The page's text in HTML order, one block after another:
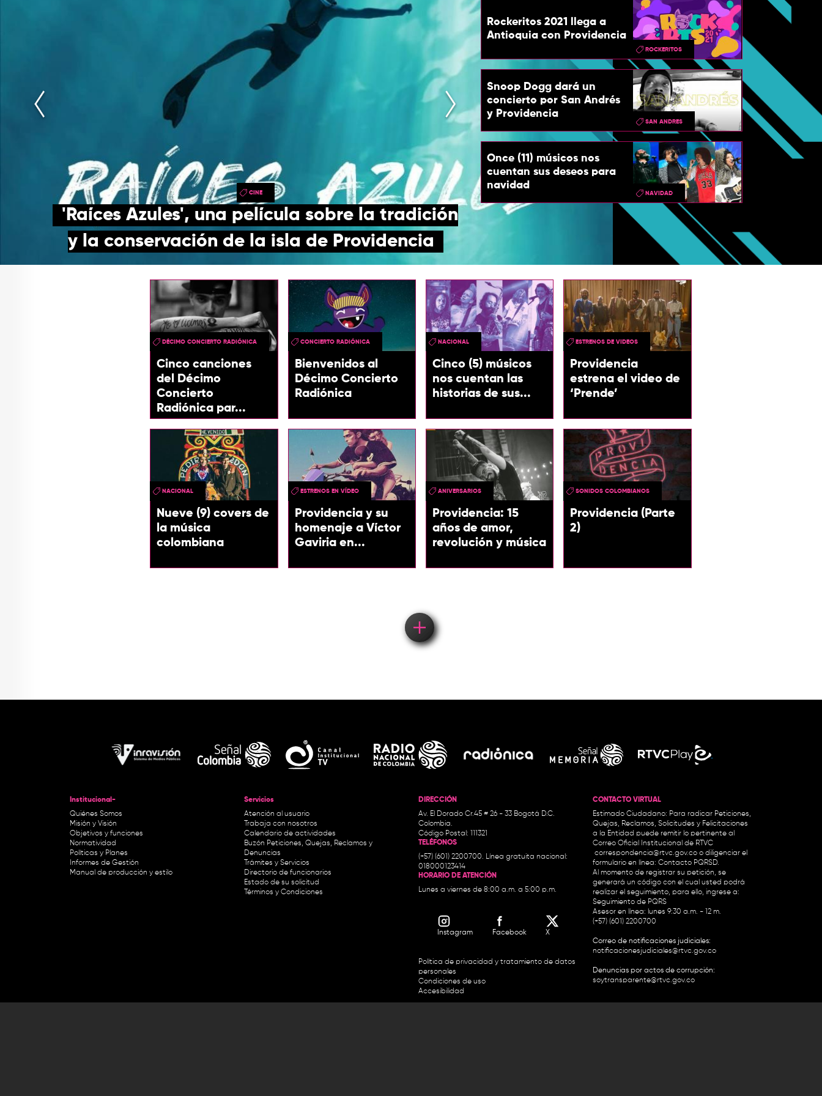
CINE
'Raíces Azules', una película sobre la tradición
y la conservación de la isla de Providencia
Rockeritos 2021 llega a
Antioquia con Providencia
ROCKERITOS
Snoop Dogg dará un
concierto por San Andrés
y Providencia
SAN ANDRES
Once (11) músicos nos
cuentan sus deseos para
navidad
NAVIDAD
Cinco canciones
del Décimo
Concierto
Radiónica par...
DÉCIMO CONCIERTO RADIÓNICA
Bienvenidos al
Décimo Concierto
Radiónica
CONCIERTO RADIÓNICA
Cinco (5) músicos
nos cuentan las
historias de sus...
NACIONAL
Providencia
estrena el video de
‘Prende’
ESTRENOS DE VIDEOS
Nueve (9) covers de
la música
colombiana
NACIONAL
Providencia y su
homenaje a Víctor
Gaviria en...
ESTRENOS EN VÍDEO
Providencia: 15
años de amor,
revolución y música
ANIVERSARIOS
Providencia (Parte
2)
SONIDOS COLOMBIANOS
Load More
Institucional-
Quiénes Somos
Misión y Visión
Objetivos y funciones
Normatividad
Políticas y Planes
Informes de Gestión
Manual de producción y estilo
Servicios
Atención al usuario
Trabaja con nosotros
Calendario de actividades
Buzón Peticiones, Quejas, Reclamos y
Denuncias
Trámites y Servicios
Directorio de funcionarios
Estado de su solicitud
Términos y Condiciones
DIRECCIÓN
Av. El Dorado Cr.45 # 26 - 33 Bogotá D.C.
Colombia.
Código Postal: 111321
TELÉFONOS
(+57) (601) 2200700. Línea gratuita nacional:
018000123414
HORARIO DE ATENCIÓN
Lunes a viernes de 8:00 a.m. a 5:00 p.m.
Instagram Facebook X
Política de privacidad y tratamiento de datos
personales
Condiciones de uso
Accesibilidad
CONTACTO VIRTUAL
Estimado Ciudadano: Para radicar Peticiones,
Quejas, Reclamos, Solicitudes y Felicitaciones
a la Entidad puede remitir lo pertinente al
Correo Oficial Institucional de RTVC
correspondencia@rtvc.gov.co o diligenciar el
formulario en línea: Contacto PQRSD.
Al momento de registrar su petición, se
generará un código con el cual usted podrá
realizar el seguimiento, para ello, ingrese a:
Seguimiento de PQRS
Asesor en línea: lunes 9:30 a.m. - 12 m.
(+57) (601) 2200700
Correo de notificaciones judiciales:
notificacionesjudiciales@rtvc.gov.co
Denuncias por actos de corrupción:
soytransparente@rtvc.gov.co